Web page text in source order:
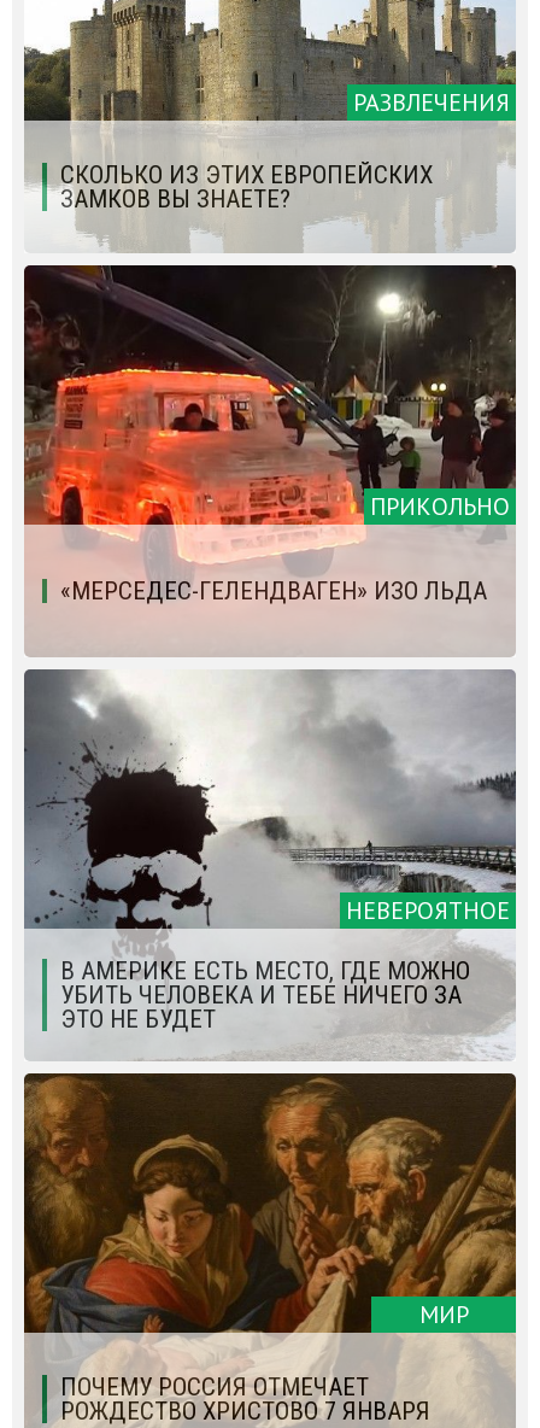
РАЗВЛЕЧЕНИЯ
СКОЛЬКО ИЗ ЭТИХ ЕВРОПЕЙСКИХ
ЗАМКОВ ВЫ ЗНАЕТЕ?
ПРИКОЛЬНО
«МЕРСЕДЕС-ГЕЛЕНДВАГЕН» ИЗО ЛЬДА
НЕВЕРОЯТНОЕ
В АМЕРИКЕ ЕСТЬ МЕСТО, ГДЕ МОЖНО
УБИТЬ ЧЕЛОВЕКА И ТЕБЕ НИЧЕГО ЗА
ЭТО НЕ БУДЕТ
МИР
ПОЧЕМУ РОССИЯ ОТМЕЧАЕТ
РОЖДЕСТВО ХРИСТОВО 7 ЯНВАРЯ